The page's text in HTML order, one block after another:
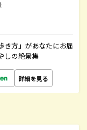
き方」があなたにお届
しの絶景集
詳細を見る